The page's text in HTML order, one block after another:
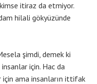
itiraz da etmiyor.
hilali gökyüzünde
şimdi, demek ki
için. Hac da
için ama insanların ittifak